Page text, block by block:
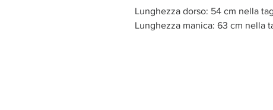
Lunghezza dorso: 54 cm nella
Lunghezza manica: 63 cm nella